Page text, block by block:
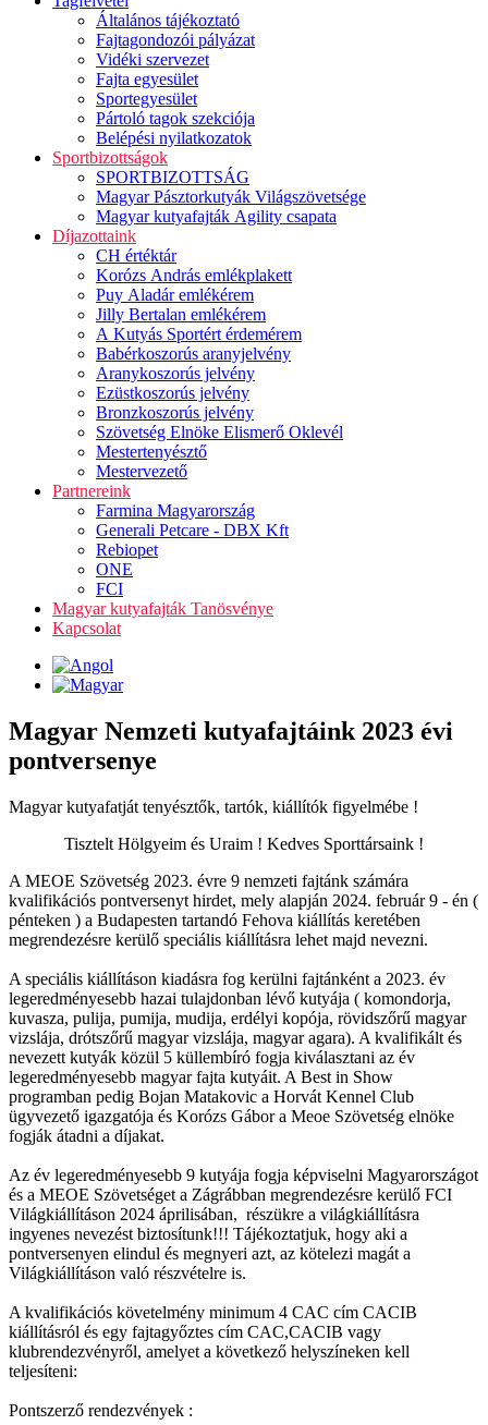
Általános tájékoztató
Fajtagondozói pályázat
Vidéki szervezet
Fajta egyesület
Sportegyesület
Pártoló tagok szekciója
Belépési nyilatkozatok
Sportbizottságok
SPORTBIZOTTSÁG
Magyar Pásztorkutyák Világszövetsége
Magyar kutyafajták Agility csapata
Díjazottaink
CH értéktár
Korózs András emlékplakett
Puy Aladár emlékérem
Jilly Bertalan emlékérem
A Kutyás Sportért érdemérem
Babérkoszorús aranyjelvény
Aranykoszorús jelvény
Ezüstkoszorús jelvény
Bronzkoszorús jelvény
Szövetség Elnöke Elismerő Oklevél
Mestertenyésztő
Mestervezető
Partnereink
Farmina Magyarország
Generali Petcare - DBX Kft
Rebiopet
ONE
FCI
Magyar kutyafajták Tanösvénye
Kapcsolat
Magyar Nemzeti kutyafajtáink 2023 évi
pontversenye
Magyar kutyafatját tenyésztők, tartók, kiállítók figyelmébe !
Tisztelt Hölgyeim és Uraim ! Kedves Sporttársaink !
A MEOE Szövetség 2023. évre 9 nemzeti fajtánk számára
kvalifikációs pontversenyt hirdet, mely alapján 2024. február 9 - én (
pénteken ) a Budapesten tartandó Fehova kiállítás keretében
megrendezésre kerülő speciális kiállításra lehet majd nevezni.
A speciális kiállításon kiadásra fog kerülni fajtánként a 2023. év
legeredményesebb hazai tulajdonban lévő kutyája ( komondorja,
kuvasza, pulija, pumija, mudija, erdélyi kopója, rövidszőrű magyar
vizslája, drótszőrű magyar vizslája, magyar agara). A kvalifikált és
nevezett kutyák közül 5 küllembíró fogja kiválasztani az év
legeredményesebb magyar fajta kutyáit. A Best in Show
programban pedig Bojan Matakovic a Horvát Kennel Club
ügyvezető igazgatója és Korózs Gábor a Meoe Szövetség elnöke
fogják átadni a díjakat.
Az év legeredményesebb 9 kutyája fogja képviselni Magyarországot
és a MEOE Szövetséget a Zágrábban megrendezésre kerülő FCI
Világkiállításon 2024 áprilisában, részükre a világkiállításra
ingyenes nevezést biztosítunk!!! Tájékoztatjuk, hogy aki a
pontversenyen elindul és megnyeri azt, az kötelezi magát a
Világkiállításon való részvételre is.
A kvalifikációs követelmény minimum 4 CAC cím CACIB
kiállításról és egy fajtagyőztes cím CAC,CACIB vagy
klubrendezvényről, amelyet a következő helyszíneken kell
teljesíteni:
Pontszerző rendezvények :